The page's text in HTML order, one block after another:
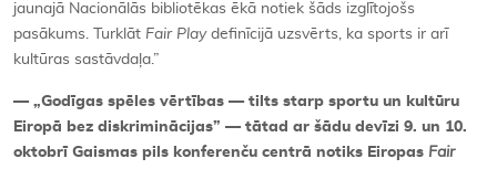
jaunajā Nacionālās bibliotēkas ēkā notiek šāds izglītojošs
pasākums. Turklāt Fair Playdefinīcijā uzsvērts, ka sports ir arī
kultūras sastāvdaļa.”
— „Godīgas spēles vērtības — tilts starp sportu un kultūru
Eiropā bez diskriminācijas” — tātad ar šādu devīzi 9. un 10.
oktobrī Gaismas pils konferenču centrā notiks Eiropas Fair